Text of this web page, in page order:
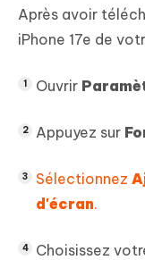
Après avoir
iPhone 17e de
Ouvrir
Appuyez sur
Sélectionnez
d'écran.
Choisissez